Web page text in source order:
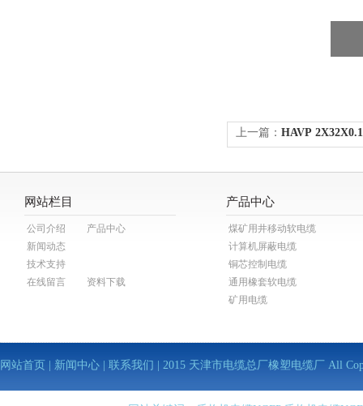
上一篇： HAVP
网站栏目
公司介绍
产品中心
新闻动态
技术支持
在线留言
资料下载
产品中心
煤矿用井移动软电缆
计算机屏蔽电缆
铜芯控制电缆
通用橡套软电缆
矿用电缆
网站首页 新闻中心 联系我们 | 2015 天津市电缆总厂橡塑电缆厂 All